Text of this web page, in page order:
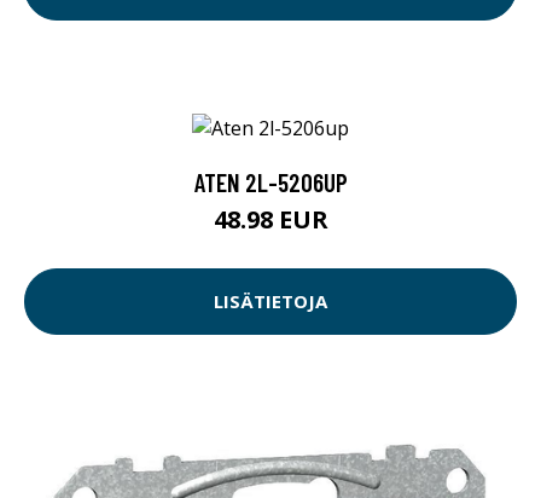
ATEN 2L-5206UP
48.98 EUR
LISÄTIETOJA